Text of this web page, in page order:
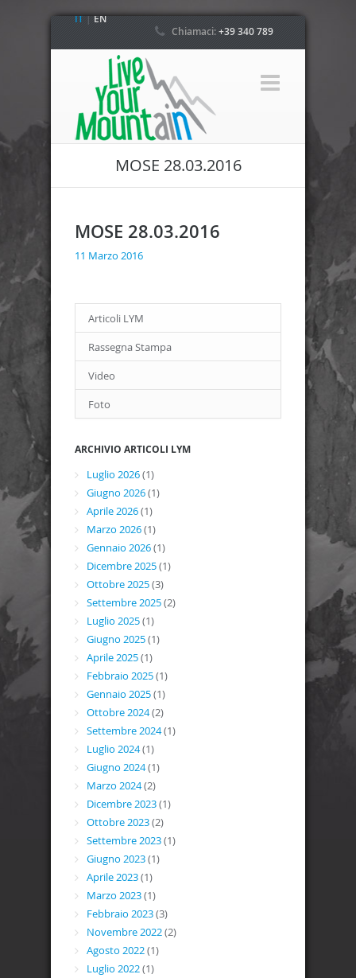
IT|EN
Chiamaci:+39 340 789
MOSE 28.03.2016
MOSE 28.03.2016
11 Marzo 2016
Articoli LYM
Rassegna Stampa
Video
Foto
ARCHIVIO ARTICOLI LYM
Luglio 2026(1)
Giugno 2026(1)
Aprile 2026(1)
Marzo 2026(1)
Gennaio 2026(1)
Dicembre 2025(1)
Ottobre 2025(3)
Settembre 2025(2)
Luglio 2025(1)
Giugno 2025(1)
Aprile 2025(1)
Febbraio 2025(1)
Gennaio 2025(1)
Ottobre 2024(2)
Settembre 2024(1)
Luglio 2024(1)
Giugno 2024(1)
Marzo 2024(2)
Dicembre 2023(1)
Ottobre 2023(2)
Settembre 2023(1)
Giugno 2023(1)
Aprile 2023(1)
Marzo 2023(1)
Febbraio 2023(3)
Novembre 2022(2)
Agosto 2022(1)
Luglio 2022(1)